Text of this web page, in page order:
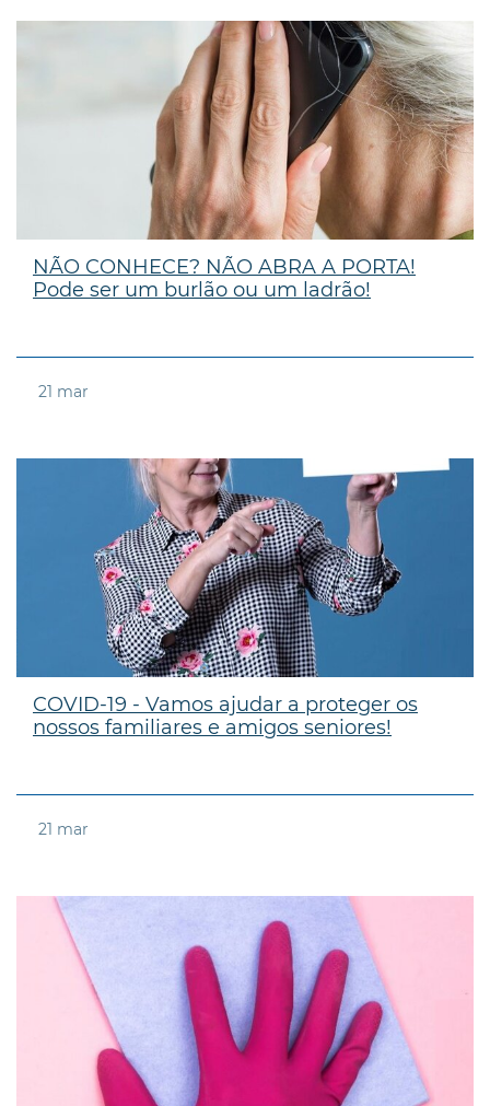
NÃO CONHECE? NÃO ABRA A PORTA!
Pode ser um burlão ou um ladrão!
21 mar
COVID-19 - Vamos ajudar a proteger os
nossos familiares e amigos seniores!
21 mar